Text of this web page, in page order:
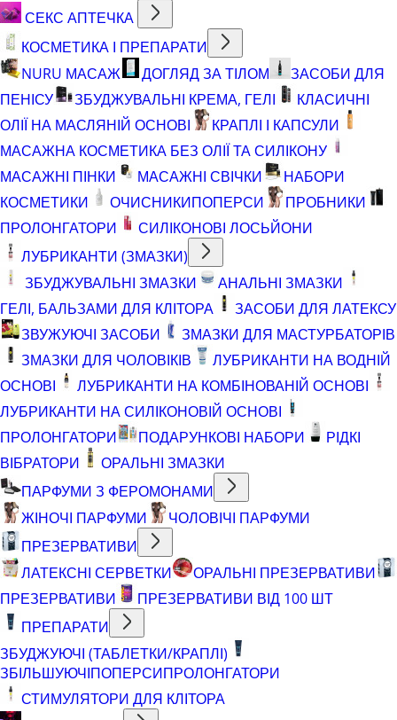
СЕКС АПТЕЧКА
КОСМЕТИКА І ПРЕПАРАТИ
NURU МАСАЖ
ДОГЛЯД ЗА ТІЛОМ
ЗАСОБИ ДЛЯ
ПЕНІСУ
ЗБУДЖУВАЛЬНІ КРЕМА, ГЕЛІ
КЛАСИЧНІ
ОЛІЇ НА МАСЛЯНІЙ ОСНОВІ
КРАПЛІ І КАПСУЛИ
МАСАЖНА КОСМЕТИКА БЕЗ ОЛІЇ ТА СИЛІКОНУ
МАСАЖНІ ПІНКИ
МАСАЖНІ СВІЧКИ
НАБОРИ
КОСМЕТИКИ
ОЧИСНИКИПОПЕРСИ
ПРОБНИКИ
ПРОЛОНГАТОРИ
СИЛІКОНОВІ ЛОСЬЙОНИ
ЛУБРИКАНТИ (ЗМАЗКИ)
ЗБУДЖУВАЛЬНІ ЗМАЗКИ
АНАЛЬНІ ЗМАЗКИ
ГЕЛІ, БАЛЬЗАМИ ДЛЯ КЛІТОРА
ЗАСОБИ ДЛЯ ЛАТЕКСУ
ЗВУЖУЮЧІ ЗАСОБИ
ЗМАЗКИ ДЛЯ МАСТУРБАТОРІВ
ЗМАЗКИ ДЛЯ ЧОЛОВІКІВ
ЛУБРИКАНТИ НА ВОДНІЙ
ОСНОВІ
ЛУБРИКАНТИ НА КОМБІНОВАНІЙ ОСНОВІ
ЛУБРИКАНТИ НА СИЛІКОНОВІЙ ОСНОВІ
ПРОЛОНГАТОРИ
ПОДАРУНКОВІ НАБОРИ
РІДКІ
ВІБРАТОРИ
ОРАЛЬНІ ЗМАЗКИ
ПАРФУМИ З ФЕРОМОНАМИ
ЖІНОЧІ ПАРФУМИ
ЧОЛОВІЧІ ПАРФУМИ
ПРЕЗЕРВАТИВИ
ЛАТЕКСНІ СЕРВЕТКИ
ОРАЛЬНІ ПРЕЗЕРВАТИВИ
ПРЕЗЕРВАТИВИ
ПРЕЗЕРВАТИВИ ВІД 100 ШТ
ПРЕПАРАТИ
ЗБУДЖУЮЧІ (ТАБЛЕТКИ/КРАПЛІ)
ЗБІЛЬШУЮЧІПОПЕРСИПРОЛОНГАТОРИ
СТИМУЛЯТОРИ ДЛЯ КЛІТОРА